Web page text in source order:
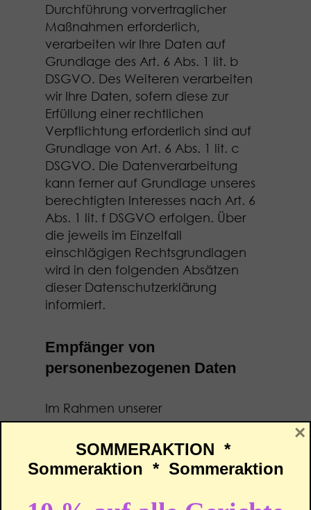
Durchführung vorvertraglicher
Maßnahmen erforderlich,
verarbeiten wir Ihre Daten auf
Grundlage des Art. 6 Abs. 1 lit. b
DSGVO. Des Weiteren verarbeiten
wir Ihre Daten, sofern diese zur
Erfüllung einer rechtlichen
Verpflichtung erforderlich sind auf
Grundlage von Art. 6 Abs. 1 lit. c
DSGVO. Die Datenverarbeitung
kann ferner auf Grundlage unseres
berechtigten Interesses nach Art. 6
Abs. 1 lit. f DSGVO erfolgen. Über
die jeweils im Einzelfall
einschlägigen Rechtsgrundlagen
wird in den folgenden Absätzen
dieser Datenschutzerklärung
informiert.
Empfänger von
personenbezogenen Daten
Im Rahmen unserer
Geschäftstätigkeit arbeiten wir mit
verschiedenen externen Stellen
zusammen. Dabei ist teilweise auch
eine Übermittlung von
SOMMERAKTION *
Sommeraktion * Sommeraktion
×